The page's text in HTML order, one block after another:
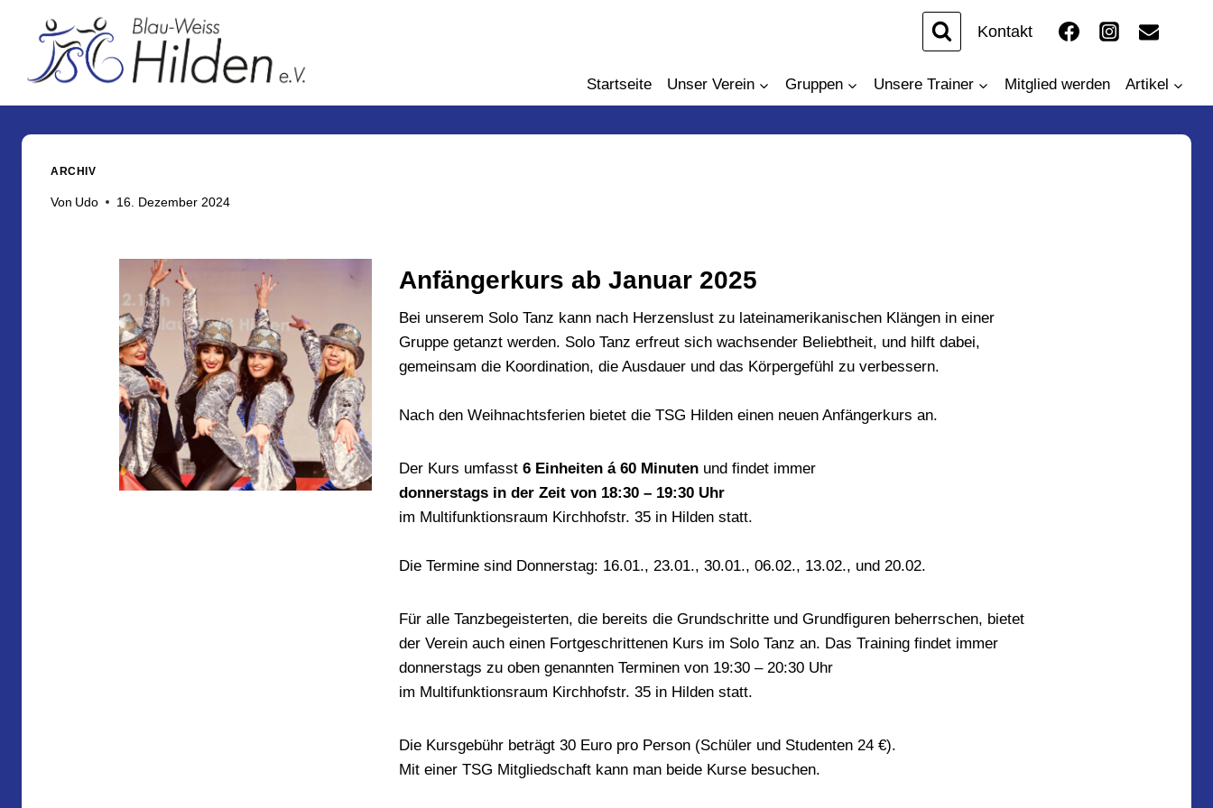
Kontakt
Startseite Unser Verein Gruppen Unsere Trainer Mitglied werden Artikel
ARCHIV
Von Udo 16. Dezember 2024
Anfängerkurs ab Januar 2025
Bei unserem Solo Tanz kann nach Herzenslust zu lateinamerikanischen Klängen in einer
Gruppe getanzt werden. Solo Tanz erfreut sich wachsender Beliebtheit, und hilft dabei,
gemeinsam die Koordination, die Ausdauer und das Körpergefühl zu verbessern.
Nach den Weihnachtsferien bietet die TSG Hilden einen neuen Anfängerkurs an.
Der Kurs umfasst 6 Einheiten á 60 Minuten und findet immer
donnerstags in der Zeit von 18:30 – 19:30 Uhr
im Multifunktionsraum Kirchhofstr. 35 in Hilden statt.
Die Termine sind Donnerstag: 16.01., 23.01., 30.01., 06.02., 13.02., und 20.02.
Für alle Tanzbegeisterten, die bereits die Grundschritte und Grundfiguren beherrschen, bietet
der Verein auch einen Fortgeschrittenen Kurs im Solo Tanz an. Das Training findet immer
donnerstags zu oben genannten Terminen von 19:30 – 20:30 Uhr
im Multifunktionsraum Kirchhofstr. 35 in Hilden statt.
Die Kursgebühr beträgt 30 Euro pro Person (Schüler und Studenten 24 €).
Mit einer TSG Mitgliedschaft kann man beide Kurse besuchen.